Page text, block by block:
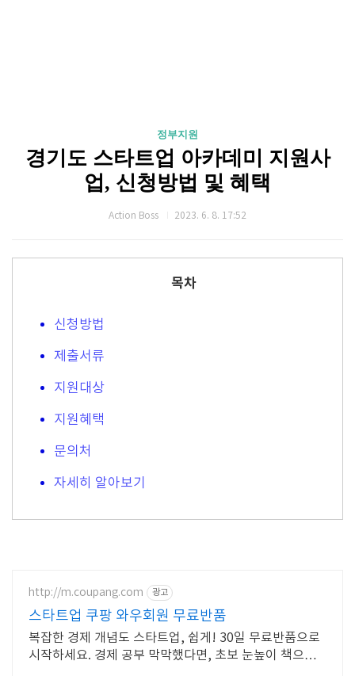
정부지원
경기도 스타트업 아카데미 지원사
업, 신청방법 및 혜택
Action Boss 2023. 6. 8. 17:52
목차
신청방법
제출서류
지원대상
지원혜택
문의처
자세히 알아보기
http://m.coupang.com 광고
스타트업 쿠팡 와우회원 무료반품
복잡한 경제 개념도 스타트업, 쉽게! 30일 무료반품으로
시작하세요. 경제 공부 막막했다면, 초보 눈높이 책으로